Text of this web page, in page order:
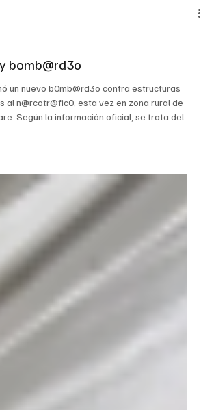
bomb@rd3o
un nuevo b0mb@rd3o contra estructuras
señaladas de at3nt@r contra la vida, la
de los colombianos. Fue recuperado un
habría sido reclutado por esta organización
tres integrantes